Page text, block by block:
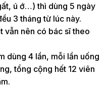
ú ớ…) thì dùng 5 ngày
3 tháng từ lúc này.
vẫn nên có bác sĩ theo
dùng 4 lần, mỗi lần uống
tổng cộng hết 12 viên